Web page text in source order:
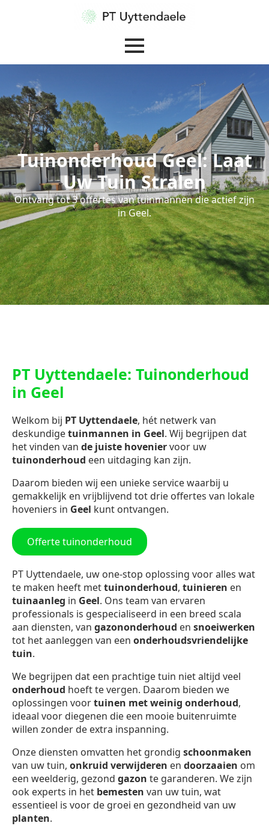
Tuinonderhoud Geel: Laat
Uw Tuin Stralen
Ontvang tot 3 offertes van tuinmannen die actief zijn
in Geel.
PT Uyttendaele: Tuinonderhoud
in Geel
Welkom bij PT Uyttendaele, hét netwerk van
deskundigetuinmannen in Geel. Wij begrijpen dat
het vinden van de juiste hoveniervoor uw
tuinonderhoud een uitdaging kan zijn.
Daarom bieden wij een unieke service waarbij u
gemakkelijk en vrijblijvend tot drie offertes van lokale
hoveniers in Geel kunt ontvangen.
Offerte tuinonderhoud
PT Uyttendaele, uw one-stop oplossing voor alles wat
te maken heeft mettuinonderhoud, tuinieren en
tuinaanleg in Geel. Ons team van ervaren
professionals is gespecialiseerd in een breed scala
aan diensten, van gazononderhoud en snoeiwerken
tot het aanleggen van een onderhoudsvriendelijke
tuin.
We begrijpen dat een prachtige tuin niet altijd veel
onderhoud hoeft te vergen. Daarom bieden we
oplossingen voortuinen met weinig onderhoud,
ideaal voor diegenen die een mooie buitenruimte
willen zonder de extra inspanning.
Onze diensten omvatten het grondig schoonmaken
van uw tuin, onkruid verwijderen en doorzaaien om
een weelderig, gezond gazon te garanderen. We zijn
ook experts in het bemesten van uw tuin, wat
essentieel is voor de groei en gezondheid van uw
planten.